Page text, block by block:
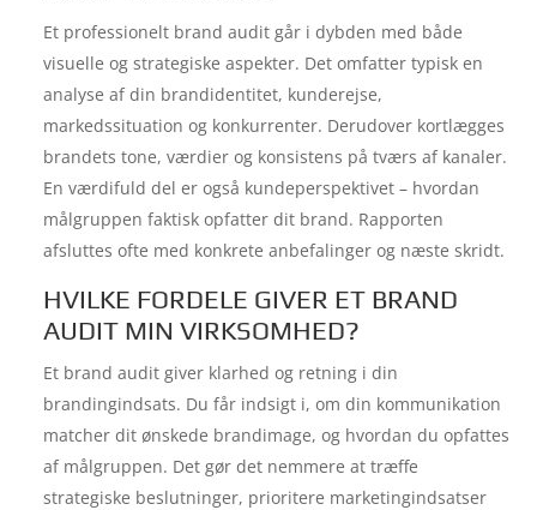
Et professionelt brand audit går i dybden med både
visuelle og strategiske aspekter. Det omfatter typisk en
analyse af din brandidentitet, kunderejse,
markedssituation og konkurrenter. Derudover kortlægges
brandets tone, værdier og konsistens på tværs af kanaler.
En værdifuld del er også kundeperspektivet – hvordan
målgruppen faktisk opfatter dit brand. Rapporten
afsluttes ofte med konkrete anbefalinger og næste skridt.
HVILKE FORDELE GIVER ET BRAND
AUDIT MIN VIRKSOMHED?
Et brand audit giver klarhed og retning i din
brandingindsats. Du får indsigt i, om din kommunikation
matcher dit ønskede brandimage, og hvordan du opfattes
af målgruppen. Det gør det nemmere at træffe
strategiske beslutninger, prioritere marketingindsatser